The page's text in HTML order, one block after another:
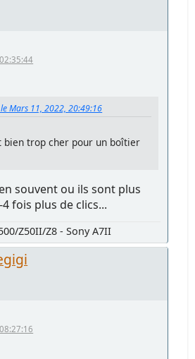
Mars 11, 2022, 20:49:16
bien trop cher pour un boîtier
souvent ou ils sont plus
fois plus de clics...
Z50II/Z8 - Sony A7II